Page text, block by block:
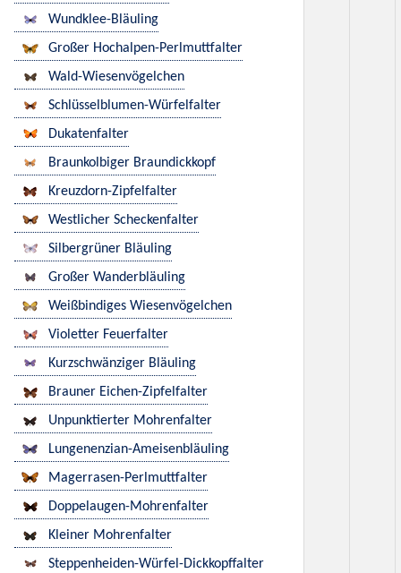
Wundklee-Bläuling
Großer Hochalpen-Perlmuttfalter
Wald-Wiesenvögelchen
Schlüsselblumen-Würfelfalter
Dukatenfalter
Braunkolbiger Braundickkopf
Kreuzdorn-Zipfelfalter
Westlicher Scheckenfalter
Silbergrüner Bläuling
Großer Wanderbläuling
Weißbindiges Wiesenvögelchen
Violetter Feuerfalter
Kurzschwänziger Bläuling
Brauner Eichen-Zipfelfalter
Unpunktierter Mohrenfalter
Lungenenzian-Ameisenbläuling
Magerrasen-Perlmuttfalter
Doppelaugen-Mohrenfalter
Kleiner Mohrenfalter
Steppenheiden-Würfel-Dickkopffalter